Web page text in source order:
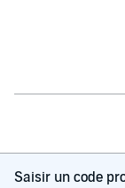
Saisir un code